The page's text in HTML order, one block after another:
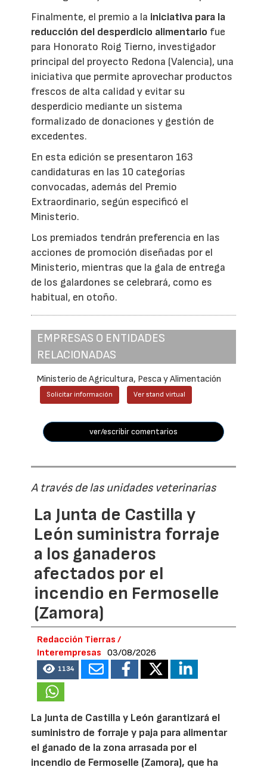
Finalmente, el premio a la iniciativa para la
reducción del desperdicio alimentario fue
para Honorato Roig Tierno, investigador
principal del proyecto Redona (Valencia), una
iniciativa que permite aprovechar productos
frescos de alta calidad y evitar su
desperdicio mediante un sistema
formalizado de donaciones y gestión de
excedentes.
En esta edición se presentaron 163
candidaturas en las 10 categorías
convocadas, además del Premio
Extraordinario, según especificó el
Ministerio.
Los premiados tendrán preferencia en las
acciones de promoción diseñadas por el
Ministerio, mientras que la gala de entrega
de los galardones se celebrará, como es
habitual, en otoño.
EMPRESAS O ENTIDADES
RELACIONADAS
Ministerio de Agricultura, Pesca y Alimentación
Solicitar información Ver stand virtual
ver/escribir comentarios
A través de las unidades veterinarias
La Junta de Castilla y
León suministra forraje
a los ganaderos
afectados por el
incendio en Fermoselle
(Zamora)
Redacción Tierras /
Interempresas
03/08/2026
1134
La Junta de Castilla y León garantizará el
suministro de forraje y paja para alimentar
el ganado de la zona arrasada por el
incendio de Fermoselle (Zamora), que ha